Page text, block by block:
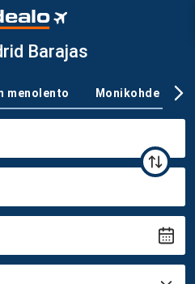
Barajas
menolento Monikohde